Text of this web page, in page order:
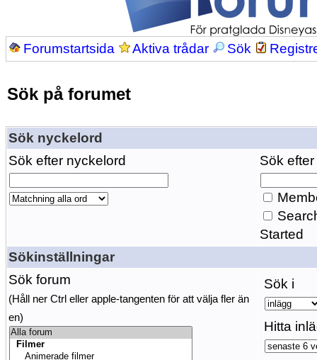
Forumstartsida Aktiva trådar Sök
Sök på forumet
Sök nyckelord
Sök efter nyckelord
Sök
Started
Sökinställningar
Sök forum
(Håll ner Ctrl eller apple-tangenten för att välja fler än
en)
Sök i
Hitta